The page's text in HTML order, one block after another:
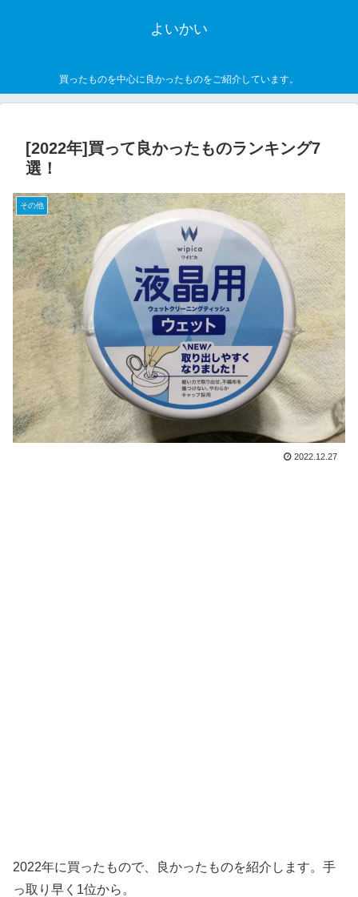
よいかい
買ったものを中心に良かったものをご紹介しています。
[2022年]買って良かったものランキング7
選！
その他
2022.12.27
2022年に買ったもので、良かったものを紹介します。手
っ取り早く1位から。